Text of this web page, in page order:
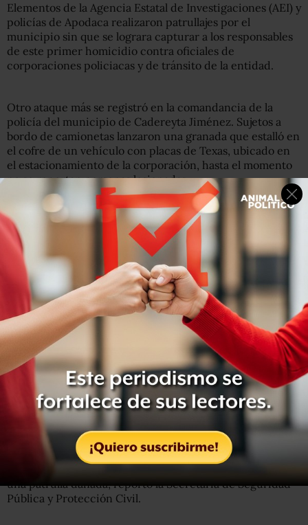
Elementos de la Agencia Estatal de Investigaciones (AEI) y
policías de Apodaca realizaron patrullajes por el
municipio sin que se lograra capturar a los responsables
de este primer homicidio contra oficiales de
corporaciones policiacas y de tránsito de la entidad.
Otro ataque más se registró en la comandancia de la
policía del municipio de Cadereyta Jiménez. Sujetos a
bordo de camionetas lanzaron una granada que estalló en
el cofre de un vehículo con placas de Texas, ubicado en
el estacionamiento de la corporación, hasta el momento
no se reportan personas lesionadas.
Y también en Guerrero
En Taxco, Guerrero, se registró una ofensiva a un grupo
de la policía municipal, dejando un elemento lesionado y
una patrulla dañada, reportó la Secretaría de Seguridad
Pública y Protección Civil.